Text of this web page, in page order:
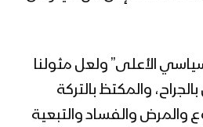
الأعلى” ولعل مثولنا
والمكتظ بالتركة
والمرض والفساد والتبعية